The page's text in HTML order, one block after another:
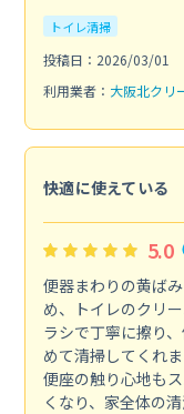
トイレ清掃
投稿日：2026/03/01
利用業者： 大阪北クリ
快適に使えている
5.0
便器まわりの黄ば
め、トイレのクリ
ラシで丁寧に擦り
めて清掃してくれ
便座の触り心地も
くなり、家全体の